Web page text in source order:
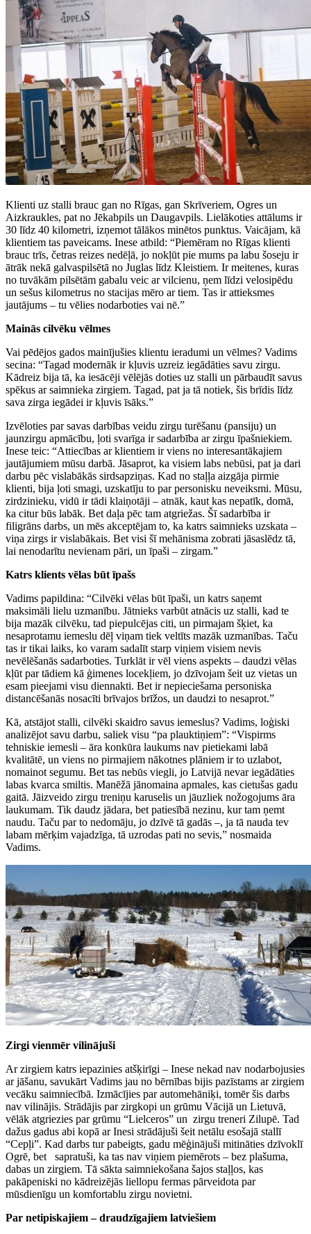
Klienti uz stalli brauc gan no Rīgas, gan Skrīveriem, Ogres un
Aizkraukles, pat no Jēkabpils un Daugavpils. Lielākoties attālums ir
30 līdz 40 kilometri, izņemot tālākos minētos punktus. Vaicājam, kā
klientiem tas paveicams. Inese atbild: “Piemēram no Rīgas klienti
brauc trīs, četras reizes nedēļā, jo nokļūt pie mums pa labu šoseju ir
ātrāk nekā galvaspilsētā no Juglas līdz Kleistiem. Ir meitenes, kuras
no tuvākām pilsētām gabalu veic ar vilcienu, ņem līdzi velosipēdu
un sešus kilometrus no stacijas mēro ar tiem. Tas ir attieksmes
jautājums – tu vēlies nodarboties vai nē.”
Mainās cilvēku vēlmes
Vai pēdējos gados mainījušies klientu ieradumi un vēlmes? Vadims
secina: “Tagad modernāk ir kļuvis uzreiz iegādāties savu zirgu.
Kādreiz bija tā, ka iesācēji vēlējās doties uz stalli un pārbaudīt savus
spēkus ar saimnieka zirgiem. Tagad, pat ja tā notiek, šis brīdis līdz
sava zirga iegādei ir kļuvis īsāks.”
Izvēloties par savas darbības veidu zirgu turēšanu (pansiju) un
jaunzirgu apmācību, ļoti svarīga ir sadarbība ar zirgu īpašniekiem.
Inese teic: “Attiecības ar klientiem ir viens no interesantākajiem
jautājumiem mūsu darbā. Jāsaprot, ka visiem labs nebūsi, pat ja dari
darbu pēc vislabākās sirdsapziņas. Kad no staļļa aizgāja pirmie
klienti, bija ļoti smagi, uzskatīju to par personisku neveiksmi. Mūsu,
zirdzinieku, vidū ir tādi klaiņotāji – atnāk, kaut kas nepatīk, domā,
ka citur būs labāk. Bet daļa pēc tam atgriežas. Šī sadarbība ir
filigrāns darbs, un mēs akceptējam to, ka katrs saimnieks uzskata –
viņa zirgs ir vislabākais. Bet visi šī mehānisma zobrati jāsaslēdz tā,
lai nenodarītu nevienam pāri, un īpaši – zirgam.”
Katrs klients vēlas būt īpašs
Vadims papildina: “Cilvēki vēlas būt īpaši, un katrs saņemt
maksimāli lielu uzmanību. Jātnieks varbūt atnācis uz stalli, kad te
bija mazāk cilvēku, tad piepulcējas citi, un pirmajam šķiet, ka
nesaprotamu iemeslu dēļ viņam tiek veltīts mazāk uzmanības. Taču
tas ir tikai laiks, ko varam sadalīt starp viņiem visiem nevis
nevēlēšanās sadarboties. Turklāt ir vēl viens aspekts – daudzi vēlas
kļūt par tādiem kā ģimenes locekļiem, jo dzīvojam šeit uz vietas un
esam pieejami visu diennakti. Bet ir nepieciešama personiska
distancēšanās nosacīti brīvajos brīžos, un daudzi to nesaprot.”
Kā, atstājot stalli, cilvēki skaidro savus iemeslus? Vadims, loģiski
analizējot savu darbu, saliek visu “pa plauktiņiem”: “Vispirms
tehniskie iemesli – āra konkūra laukums nav pietiekami labā
kvalitātē, un viens no pirmajiem nākotnes plāniem ir to uzlabot,
nomainot segumu. Bet tas nebūs viegli, jo Latvijā nevar iegādāties
labas kvarca smiltis. Manēžā jānomaina apmales, kas cietušas gadu
gaitā. Jāizveido zirgu treniņu karuselis un jāuzliek nožogojums āra
laukumam. Tik daudz jādara, bet patiesībā nezinu, kur tam ņemt
naudu. Taču par to nedomāju, jo dzīvē tā gadās –, ja tā nauda tev
labam mērķim vajadzīga, tā uzrodas pati no sevis,” nosmaida
Vadims.
Zirgi vienmēr vilinājuši
Ar zirgiem katrs iepazinies atšķirīgi – Inese nekad nav nodarbojusies
ar jāšanu, savukārt Vadims jau no bērnības bijis pazīstams ar zirgiem
vecāku saimniecībā. Izmācījies par automehāniķi, tomēr šis darbs
nav vilinājis. Strādājis par zirgkopi un grūmu Vācijā un Lietuvā,
vēlāk atgriezies par grūmu “Lielceros” un zirgu treneri Zilupē. Tad
dažus gadus abi kopā ar Inesi strādājuši šeit netālu esošajā stallī
“Cepļi”. Kad darbs tur pabeigts, gadu mēģinājuši mitināties dzīvoklī
Ogrē, bet sapratuši, ka tas nav viņiem piemērots – bez plašuma,
dabas un zirgiem. Tā sākta saimniekošana šajos staļļos, kas
pakāpeniski no kādreizējās liellopu fermas pārveidota par
mūsdienīgu un komfortablu zirgu novietni.
Par netipiskajiem – draudzīgajiem latviešiem